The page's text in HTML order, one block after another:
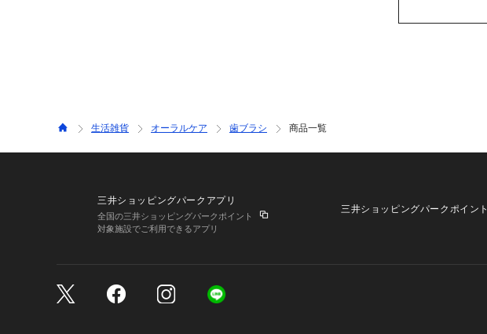
生活雑貨 オーラルケア 歯ブラシ 商品一覧
三井ショッピングパークアプリ
全国の三井ショッピングパークポイント
対象施設でご利用できるアプリ
三井ショッピングパークポイント